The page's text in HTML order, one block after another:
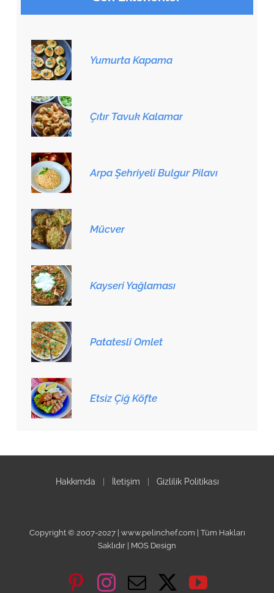
Yumurta Kapama
Çıtır Tavuk Kalamar
Arpa Şehriyeli Bulgur Pilavı
Mücver
Kayseri Yağlaması
Patatesli Omlet
Etsiz Çiğ Köfte
Hakkımda İletişim Gizlilik Politikası
Copyright © 2007-2027 | www.pelinchef.com | Tüm Hakları
Saklıdır | MOS Design
Pinterest
Instagram
Email X YouTube